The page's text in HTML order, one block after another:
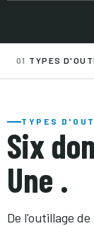
01 TYPES
TYPES
Six
Une .
De l'outillage